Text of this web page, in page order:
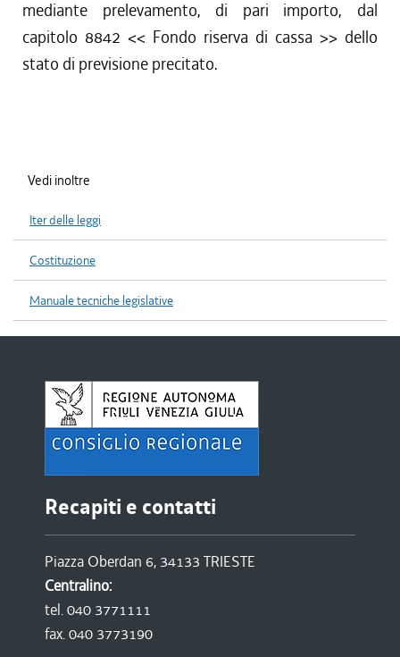
mediante prelevamento, di pari importo, dal
capitolo 8842 << Fondo riserva di cassa >> dello
stato di previsione precitato.
Vedi inoltre
Iter delle leggi
Costituzione
Manuale tecniche legislative
Recapiti e contatti
Piazza Oberdan 6, 34133 TRIESTE
Centralino:
tel. 040 3771111
fax. 040 3773190